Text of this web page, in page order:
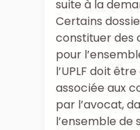
suite à la
Certains
constituer des
pour
l’UPLF doit
associée aux
par l’avocat,
l’ensemble de